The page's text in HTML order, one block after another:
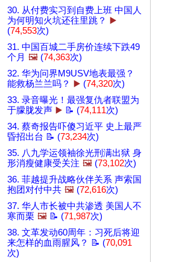
30. 从付费实习到自费上班 中国人
为何明知火坑还往里跳？
▶️
(74,553次)
31. 中国百城二手房价连续下跌49
个月 🖼️ (74,363次)
32. 华为问界M9USV地表最强？
能救杨兰兰吗？
▶️ (74,320次)
33. 录音曝光！最强复仇者联盟为
于朦胧发声 ▶️ 📝 (74,111次)
34. 蔡奇报告吓傻习近平 史上最严
昏招出台 📝 (73,234次)
35. 八九学运领袖徐光刑满出狱 身
形消瘦健康受关注 🖼️ (73,102次)
36. 菲越提升战略伙伴关系 声索国
抱团对付中共 🖼️ (72,616次)
37. 华人市长被中共渗透 美国人不
寒而栗 🖼️ 📝 (71,987次)
38. 文革发动60周年：习死后将迎
来怎样的血雨腥风？ 📝 (70,091
次)